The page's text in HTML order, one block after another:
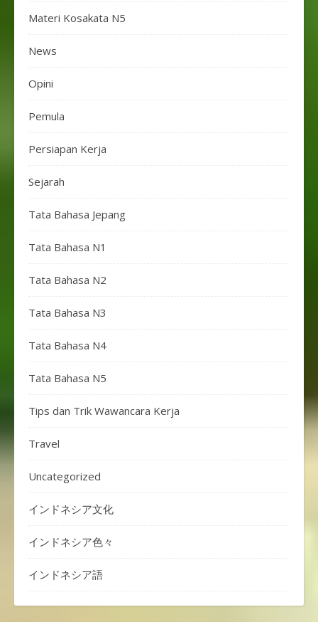
Materi Kosakata N5
News
Opini
Pemula
Persiapan Kerja
Sejarah
Tata Bahasa Jepang
Tata Bahasa N1
Tata Bahasa N2
Tata Bahasa N3
Tata Bahasa N4
Tata Bahasa N5
Tips dan Trik Wawancara Kerja
Travel
Uncategorized
インドネシア文化
インドネシア色々
インドネシア語